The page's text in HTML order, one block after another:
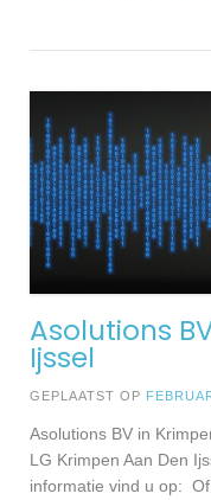
Asolutions
Ijssel
GEPLAATST OP
Asolutions BV in
LG Krimpen Aan Den
informatie vind u op: